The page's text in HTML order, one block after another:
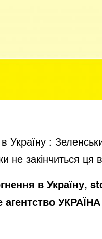
Україну :
не закінчиться ця
в Україну,
агентство